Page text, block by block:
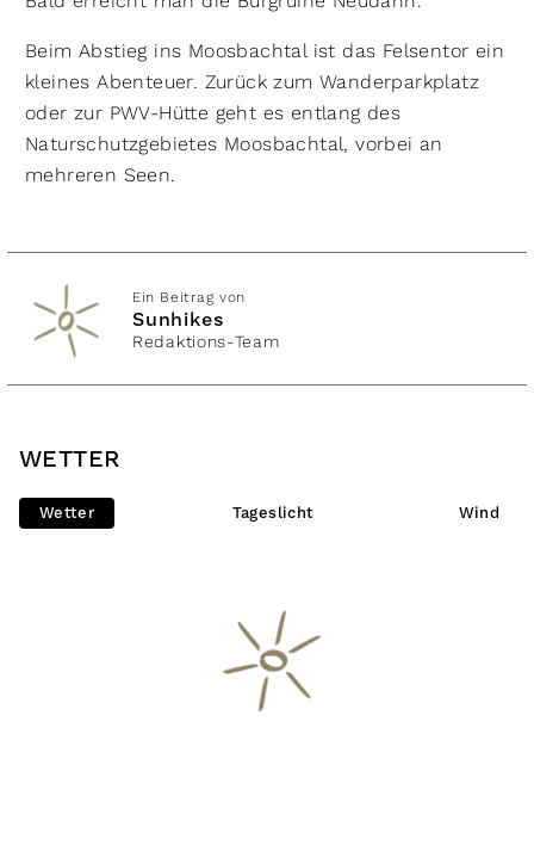
Beim Abstieg ins Moosbachtal ist das Felsentor ein
kleines Abenteuer. Zurück zum Wanderparkplatz
oder zur PWV-Hütte geht es entlang des
Naturschutzgebietes Moosbachtal, vorbei an
mehreren Seen.
Ein Beitrag von
Sunhikes
Redaktions-Team
WETTER
Wetter Tageslicht Wind